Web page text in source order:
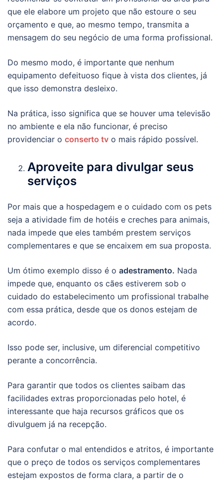
que ele elabore um projeto que não estoure o seu
orçamento e que, ao mesmo tempo, transmita a
mensagem do seu negócio de uma forma profissional.
Do mesmo modo, é importante que nenhum
equipamento defeituoso fique à vista dos clientes, já
que isso demonstra desleixo.
Na prática, isso significa que se houver uma televisão
no ambiente e ela não funcionar, é preciso
providenciar o conserto tv o mais rápido possível.
Aproveite para divulgar seus
serviços
Por mais que a hospedagem e o cuidado com os pets
seja a atividade fim de hotéis e creches para animais,
nada impede que eles também prestem serviços
complementares e que se encaixem em sua proposta.
Um ótimo exemplo disso é o adestramento. Nada
impede que, enquanto os cães estiverem sob o
cuidado do estabelecimento um profissional trabalhe
com essa prática, desde que os donos estejam de
acordo.
Isso pode ser, inclusive, um diferencial competitivo
perante a concorrência.
Para garantir que todos os clientes saibam das
facilidades extras proporcionadas pelo hotel, é
interessante que haja recursos gráficos que os
divulguem já na recepção.
Para confutar o mal entendidos e atritos, é importante
que o preço de todos os serviços complementares
estejam expostos de forma clara, a partir de o